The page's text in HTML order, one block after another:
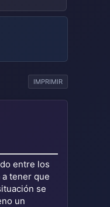
IMPRIMIR
entre los
tener que
se
un